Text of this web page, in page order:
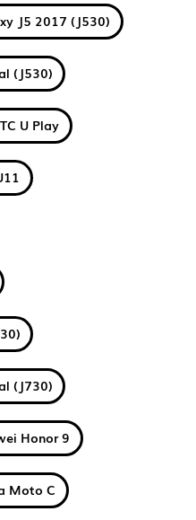
J5 2017 (J530)
(J530)
U Play
(J730)
Honor 9
Moto C